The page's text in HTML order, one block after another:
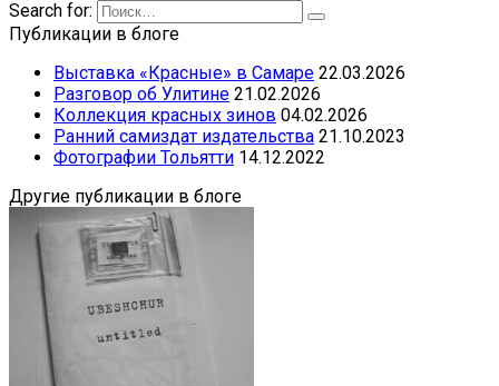
Search for:
Публикации в блоге
Выставка «Красные» в Самаре 22.03.2026
Разговор об Улитине 21.02.2026
Коллекция красных зинов 04.02.2026
Ранний самиздат издательства 21.10.2023
Фотографии Тольятти 14.12.2022
Другие публикации в блоге